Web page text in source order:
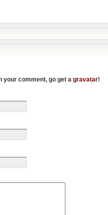
your comment, go get a gravatar!